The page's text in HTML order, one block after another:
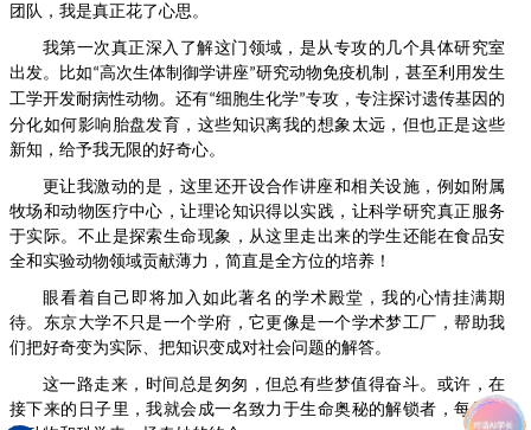
团队，我是真正花了心思。
我第一次真正深入了解这门领域，是从专攻的几个具体研究室
出发。比如“高次生体制御学讲座”研究动物免疫机制，甚至利用发生
工学开发耐病性动物。还有“细胞生化学”专攻，专注探讨遗传基因的
分化如何影响胎盘发育，这些知识离我的想象太远，但也正是这些
新知，给予我无限的好奇心。
更让我激动的是，这里还开设合作讲座和相关设施，例如附属
牧场和动物医疗中心，让理论知识得以实践，让科学研究真正服务
于实际。不止是探索生命现象，从这里走出来的学生还能在食品安
全和实验动物领域贡献薄力，简直是全方位的培养！
眼看着自己即将加入如此著名的学术殿堂，我的心情挂满期
待。东京大学不只是一个学府，它更像是一个学术梦工厂，帮助我
们把好奇变为实际、把知识变成对社会问题的解答。
这一路走来，时间总是匆匆，但总有些梦值得奋斗。或许，在
接下来的日子里，我就会成一名致力于生命奥秘的解锁者，每天都